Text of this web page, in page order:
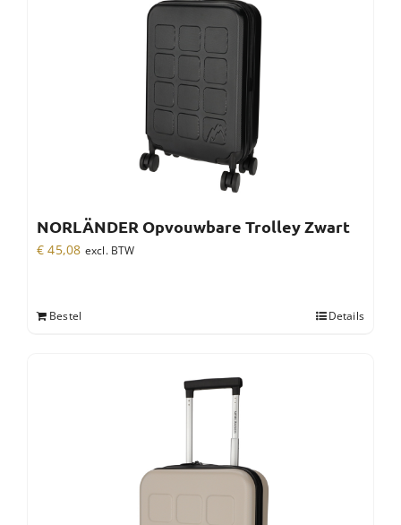
NORLÄNDER Opvouwbare Trolley Zwart
€ 45,08 excl. BTW
Bestel Details